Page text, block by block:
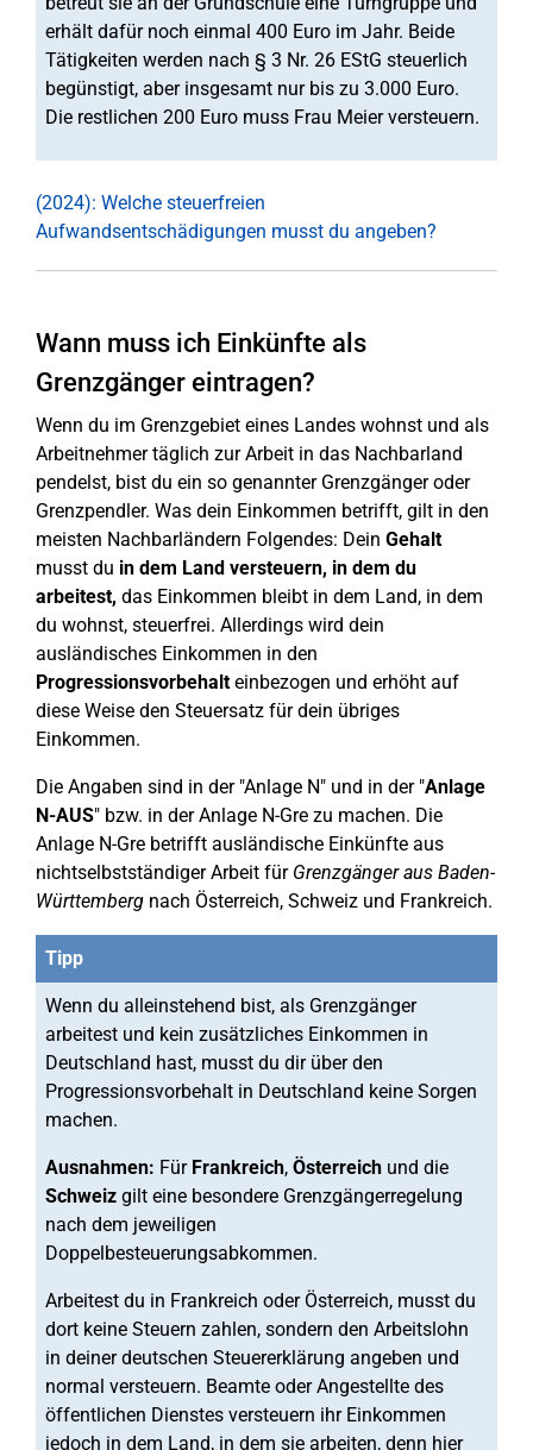
erhält dafür noch einmal 400 Euro im Jahr. Beide
Tätigkeiten werden nach § 3 Nr. 26 EStG steuerlich
begünstigt, aber insgesamt nur bis zu 3.000 Euro.
Die restlichen 200 Euro muss Frau Meier versteuern.
(2024): Welche steuerfreien
Aufwandsentschädigungen musst du angeben?
Wann muss ich Einkünfte als
Grenzgänger eintragen?
Wenn du im Grenzgebiet eines Landes wohnst und als
Arbeitnehmer täglich zur Arbeit in das Nachbarland
pendelst, bist du ein so genannter Grenzgänger oder
Grenzpendler. Was dein Einkommen betrifft, gilt in den
meisten Nachbarländern Folgendes: Dein Gehalt
musst du in dem Land versteuern, in dem du
arbeitest, das Einkommen bleibt in dem Land, in dem
du wohnst, steuerfrei. Allerdings wird dein
ausländisches Einkommen in den
Progressionsvorbehalteinbezogen und erhöht auf
diese Weise den Steuersatz für dein übriges
Einkommen.
Die Angaben sind in der "Anlage N" und in der "Anlage
N-AUS" bzw. in der Anlage N-Gre zu machen. Die
Anlage N-Gre betrifft ausländische Einkünfte aus
nichtselbstständiger Arbeit für Grenzgänger aus Baden-
Württemberg nach Österreich, Schweiz und Frankreich.
Tipp
Wenn du alleinstehend bist, als Grenzgänger
arbeitest und kein zusätzliches Einkommen in
Deutschland hast, musst du dir über den
Progressionsvorbehalt in Deutschland keine Sorgen
machen.
Ausnahmen: Für Frankreich, Österreich und die
Schweiz gilt eine besondere Grenzgängerregelung
nach dem jeweiligen
Doppelbesteuerungsabkommen.
Arbeitest du in Frankreich oder Österreich, musst du
dort keine Steuern zahlen, sondern den Arbeitslohn
in deiner deutschen Steuererklärung angeben und
normal versteuern. Beamte oder Angestellte des
öffentlichen Dienstes versteuern ihr Einkommen
jedoch in dem Land, in dem sie arbeiten, denn hier